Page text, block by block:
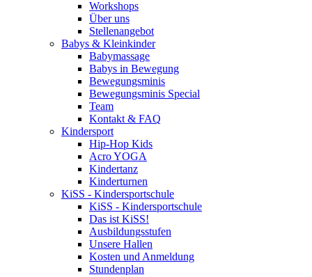
Workshops
Über uns
Stellenangebot
Babys & Kleinkinder
Babymassage
Babys in Bewegung
Bewegungsminis
Bewegungsminis Special
Team
Kontakt & FAQ
Kindersport
Hip-Hop Kids
Acro YOGA
Kindertanz
Kinderturnen
KiSS - Kindersportschule
KiSS - Kindersportschule
Das ist KiSS!
Ausbildungsstufen
Unsere Hallen
Kosten und Anmeldung
Stundenplan